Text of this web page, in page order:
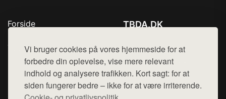
Vi bruger cookies på vores hjemmeside for at
forbedre din oplevelse, vise mere relevant
indhold og analysere trafikken. Kort sagt: for at
siden fungerer bedre – ikke for at være irriterende.
Forside
Top Rabatter
Kontakt
TBDA.DK
Mail: hej@want.dk
Cookie- og privatlivspolitik